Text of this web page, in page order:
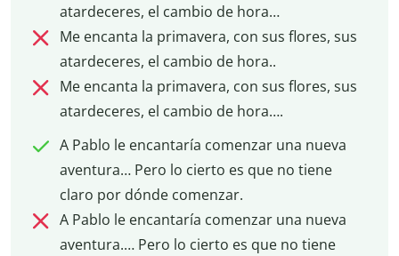
atardeceres, el cambio de hora…
Me encanta la primavera, con sus flores, sus
atardeceres, el cambio de hora..
Me encanta la primavera, con sus flores, sus
atardeceres, el cambio de hora….
A Pablo le encantaría comenzar una nueva
aventura… Pero lo cierto es que no tiene
claro por dónde comenzar.
A Pablo le encantaría comenzar una nueva
aventura.… Pero lo cierto es que no tiene